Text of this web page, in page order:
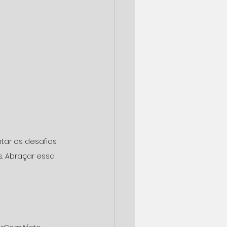
os desafios
Abraçar essa